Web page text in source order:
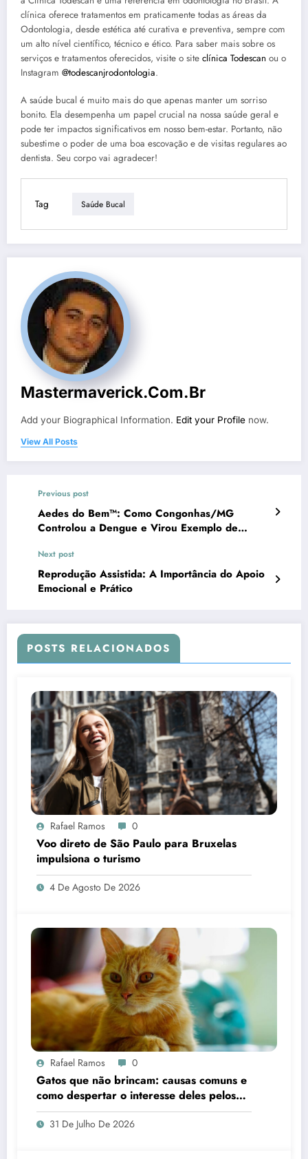
clínica oferece tratamentos em praticamente todas as áreas da
Odontologia, desde estética até curativa e preventiva, sempre com
um alto nível científico, técnico e ético. Para saber mais sobre os
serviços e tratamentos oferecidos, visite o site clínica Todescan ou o
Instagram @todescanjrodontologia.
A saúde bucal é muito mais do que apenas manter um sorriso
bonito. Ela desempenha um papel crucial na nossa saúde geral e
pode ter impactos significativos em nosso bem-estar. Portanto, não
subestime o poder de uma boa escovação e de visitas regulares ao
dentista. Seu corpo vai agradecer!
Tag Saúde Bucal
Mastermaverick.com.br
Add your Biographical Information. Edit your Profile now.
View All Posts
Previous post
Aedes do Bem™: Como Congonhas/MG
Controlou a Dengue e Virou Exemplo de
Next post
Reprodução Assistida: A Importância do Apoio
Emocional e Prático
POSTS RELACIONADOS
Rafael Ramos 0
Voo direto de São Paulo para Bruxelas
impulsiona o turismo
4 De Agosto De 2026
Rafael Ramos 0
Gatos que não brincam: causas comuns e
como despertar o interesse deles pelos
brinquedos
31 De Julho De 2026